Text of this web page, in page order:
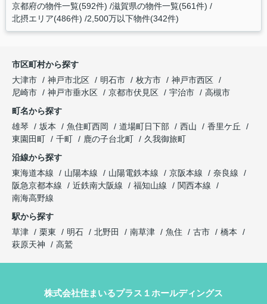
京都府の物件一覧(592件) 滋賀県の物件一覧(561件)
北摂エリア(486件) 2,500万以下物件(342件)
市区町村から探す
大津市
神戸市北区 明石市 枚方市
神戸市西区
尼崎市
神戸市垂水区 京都市伏見区 宇治市
高槻市
町名から探す
雄琴
坂本 魚住町西岡 道場町日下部 西山
香里ケ丘
東園田町
千町 鹿の子台北町
久我御旅町
沿線から探す
東海道本線
山陽本線 山陽電鉄本線 京阪本線
奈良線
阪急京都本線
近鉄南大阪線 福知山線
関西本線
南海高野線
駅から探す
草津
栗東 明石 北野田 南草津 魚住 古市
橋本
萩原天神
高鷲
株式会社住まいるプラス１ホールディングス